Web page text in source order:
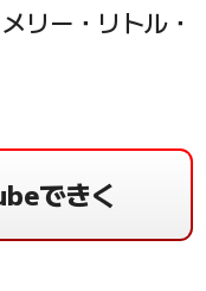
リー・リトル・
できく